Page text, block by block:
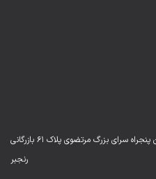
ادرس ما:میدان پنجراه سرای بزرگ مرتضوی پلاک ۶۱ بازرگانی
رنجبر